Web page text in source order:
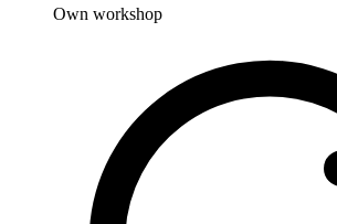
Own workshop